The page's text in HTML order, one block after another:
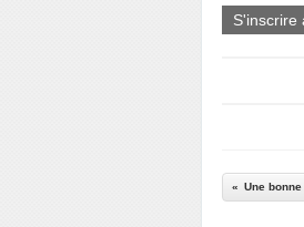
S'inscrire
Une